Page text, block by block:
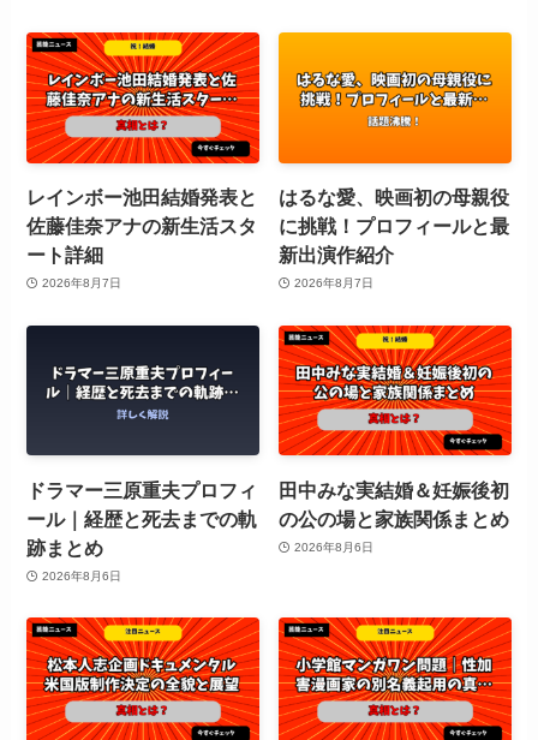
レインボー池田結婚発表と
佐藤佳奈アナの新生活スタ
ート詳細
2026年8月7日
はるな愛、映画初の母親役
に挑戦！プロフィールと最
新出演作紹介
2026年8月7日
ドラマー三原重夫プロフィ
ール｜経歴と死去までの軌
跡まとめ
2026年8月6日
田中みな実結婚＆妊娠後初
の公の場と家族関係まとめ
2026年8月6日